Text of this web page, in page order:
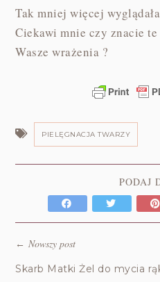
Tak mniej więcej
Ciekawi mnie czy znacie
Wasze wrażenia ?
PIELĘGNACJA TWARZY
PODAJ
←Nowszy post
Skarb Matki Żel do mycia